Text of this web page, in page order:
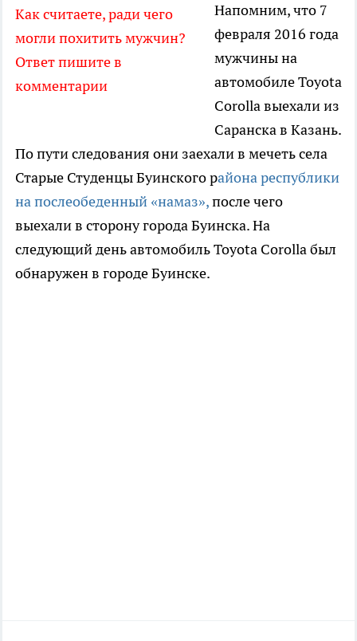
Как считаете, ради чего
могли похитить мужчин?
Ответ пишите в
комментарии
Напомним, что 7
февраля 2016 года
мужчины на
автомобиле Toyota
Corolla выехали из
Саранска в Казань.
По пути следования они заехали в мечеть села
Старые Студенцы Буинского района республики
на послеобеденный «намаз»,после чего
выехали в сторону города Буинска. На
следующий день автомобиль Toyota Corolla был
обнаружен в городе Буинске.